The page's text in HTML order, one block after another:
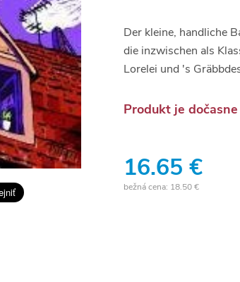
Der kleine, handliche
die inzwischen als
Lorelei und 's
Produkt je
16.65 €
bežná cena: 18.50 €